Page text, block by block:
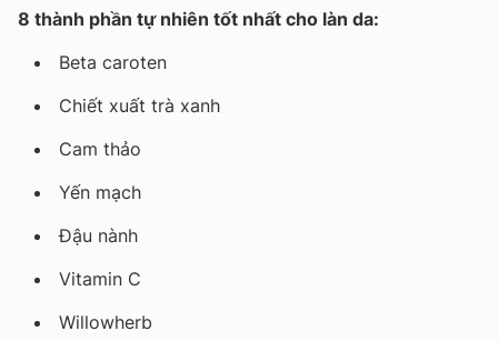
8 thành phần tự nhiên tốt nhất cho làn da:
Beta caroten
Chiết xuất trà xanh
Cam thảo
Yến mạch
Đậu nành
Vitamin C
Willowherb